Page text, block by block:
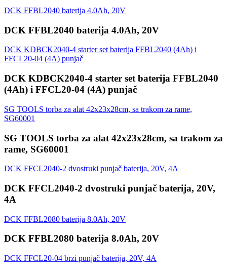
DCK FFBL2040 baterija 4.0Ah, 20V
DCK FFBL2040 baterija 4.0Ah, 20V
DCK KDBCK2040-4 starter set baterija FFBL2040 (4Ah) i
FFCL20-04 (4A) punjač
DCK KDBCK2040-4 starter set baterija FFBL2040
(4Ah) i FFCL20-04 (4A) punjač
SG TOOLS torba za alat 42x23x28cm, sa trakom za rame,
SG60001
SG TOOLS torba za alat 42x23x28cm, sa trakom za
rame, SG60001
DCK FFCL2040-2 dvostruki punjač baterija, 20V, 4A
DCK FFCL2040-2 dvostruki punjač baterija, 20V,
4A
DCK FFBL2080 baterija 8.0Ah, 20V
DCK FFBL2080 baterija 8.0Ah, 20V
DCK FFCL20-04 brzi punjač baterija, 20V, 4A